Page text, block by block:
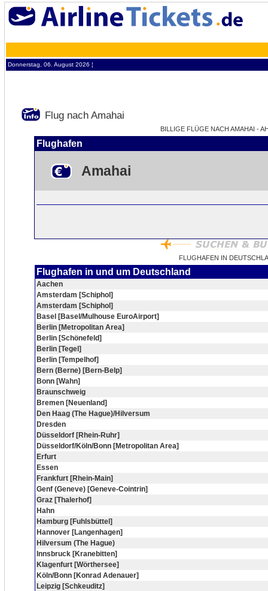
Donnerstag, 06. August 2026 ¦
Flug nach Amahai
BILLIGE FLÜGE NACH AMAHAI -
Flughafen
Amahai
FLUGHAFEN IN
Flughafen in und um Deutschland
Aachen
Amsterdam [Schiphol]
Amsterdam [Schiphol]
Basel [Basel/Mulhouse EuroAirport]
Berlin [Metropolitan Area]
Berlin [Schönefeld]
Berlin [Tegel]
Berlin [Tempelhof]
Bern (Berne) [Bern-Belp]
Bonn [Wahn]
Braunschweig
Bremen [Neuenland]
Den Haag (The Hague)/Hilversum
Dresden
Düsseldorf [Rhein-Ruhr]
Düsseldorf/Köln/Bonn [Metropolitan Area]
Erfurt
Essen
Frankfurt [Rhein-Main]
Genf (Geneve) [Geneve-Cointrin]
Graz [Thalerhof]
Hahn
Hamburg [Fuhlsbüttel]
Hannover [Langenhagen]
Hilversum (The Hague)
Innsbruck [Kranebitten]
Klagenfurt [Wörthersee]
Köln/Bonn [Konrad Adenauer]
Leipzig [Schkeuditz]